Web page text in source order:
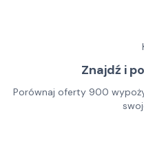
Znajdź i
Porównaj oferty 900